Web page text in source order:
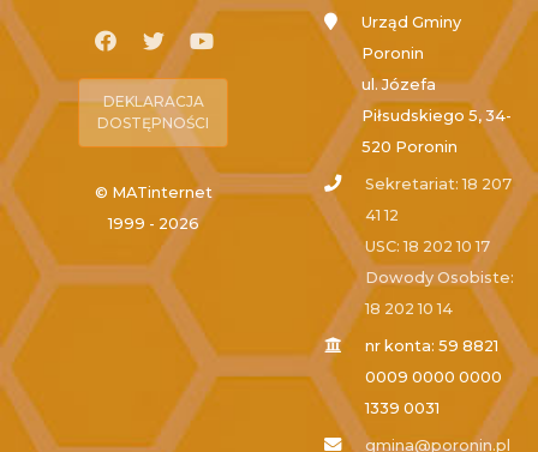
DEKLARACJA
DOSTĘPNOŚCI
© MATinternet
1999 - 2026
Urząd Gminy
Poronin
ul. Józefa
Piłsudskiego 5, 34-
520 Poronin
Sekretariat: 18 207
41 12
USC: 18 202 10 17
Dowody Osobiste:
18 202 10 14
nr konta: 59 8821
0009 0000 0000
1339 0031
gmina@poronin.pl